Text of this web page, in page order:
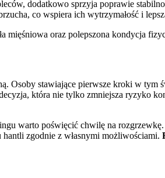
dodatkowo sprzyja poprawie
co wspiera ich wytrzymałość i
mięśniowa oraz polepszona kondycja
Osoby stawiające pierwsze kroki w
która nie tylko zmniejsza ryzyko
warto poświęcić chwilę na
zgodnie z własnymi możliwościami.